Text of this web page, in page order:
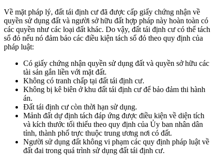
Về mặt pháp lý, đất tái định cư đã được cấp giấy chứng nhận về
quyền sử dụng đất và người sở hữu đất hợp pháp này hoàn toàn có
các quyền như các loại đất khác. Do vậy, đất tái định cư có thể tách
sổ đỏ nếu nó đảm bảo các điều kiện tách sổ đỏ theo quy định của
pháp luật:
Có giấy chứng nhận quyền sử dụng đất và quyền sở hữu các
tài sản gắn liền với mặt đất.
Không có tranh chấp tại đất tái định cư.
Không bị kê biên ở khu đất tái định cư để bảo đảm thi hành
án.
Đất tái định cư còn thời hạn sử dụng.
Mảnh đất dự định tách đáp ứng được điều kiện về diện tích
và kích thước tối thiểu theo quy định của Ủy ban nhân dân
tỉnh, thành phố trực thuộc trung ương nơi có đất.
Người sử dụng đất không vi phạm các quy định pháp luật về
đất đai trong quá trình sử dụng đất tái định cư.